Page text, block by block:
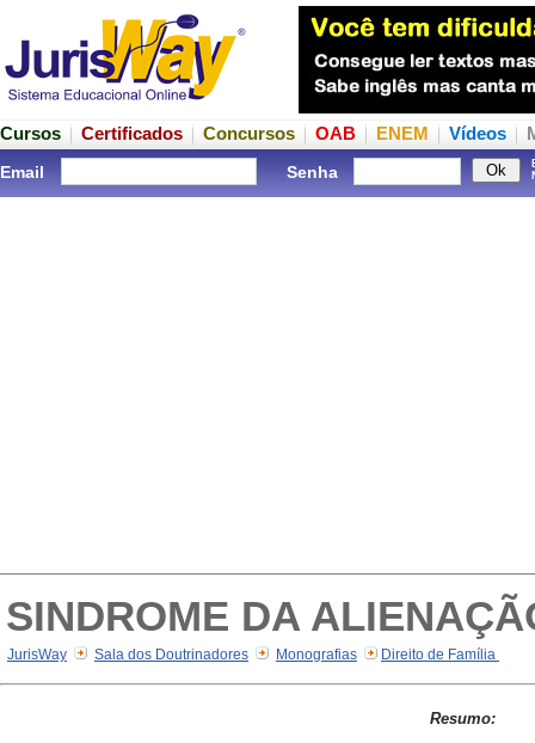
Cursos Certificados Concursos OAB ENEM Vídeos
Email Senha
SINDROME DA
JurisWay Sala dos Doutrinadores Monografias Direito de Família
Resumo: